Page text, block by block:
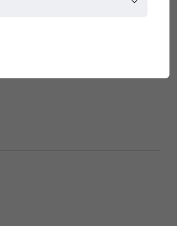
Red